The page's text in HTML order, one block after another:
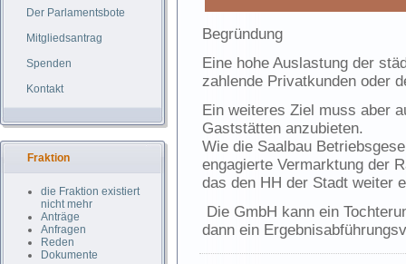
Der Parlamentsbote
Mitgliedsantrag
Spenden
Kontakt
Fraktion
die Fraktion existiert
nicht mehr
Anträge
Anfragen
Reden
Dokumente
Begründung
Eine hohe Auslastung der
zahlende Privatkunden oder
Ein weiteres Ziel muss aber
Gaststätten anzubieten.
Wie die Saalbau
engagierte Vermarktung der
das den HH der Stadt weiter
Die GmbH kann ein
dann ein